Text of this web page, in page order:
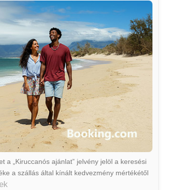
a „Kiruccanós ajánlat” jelvény jelöl a keresési
a szállás által kínált kedvezmény mértékétől